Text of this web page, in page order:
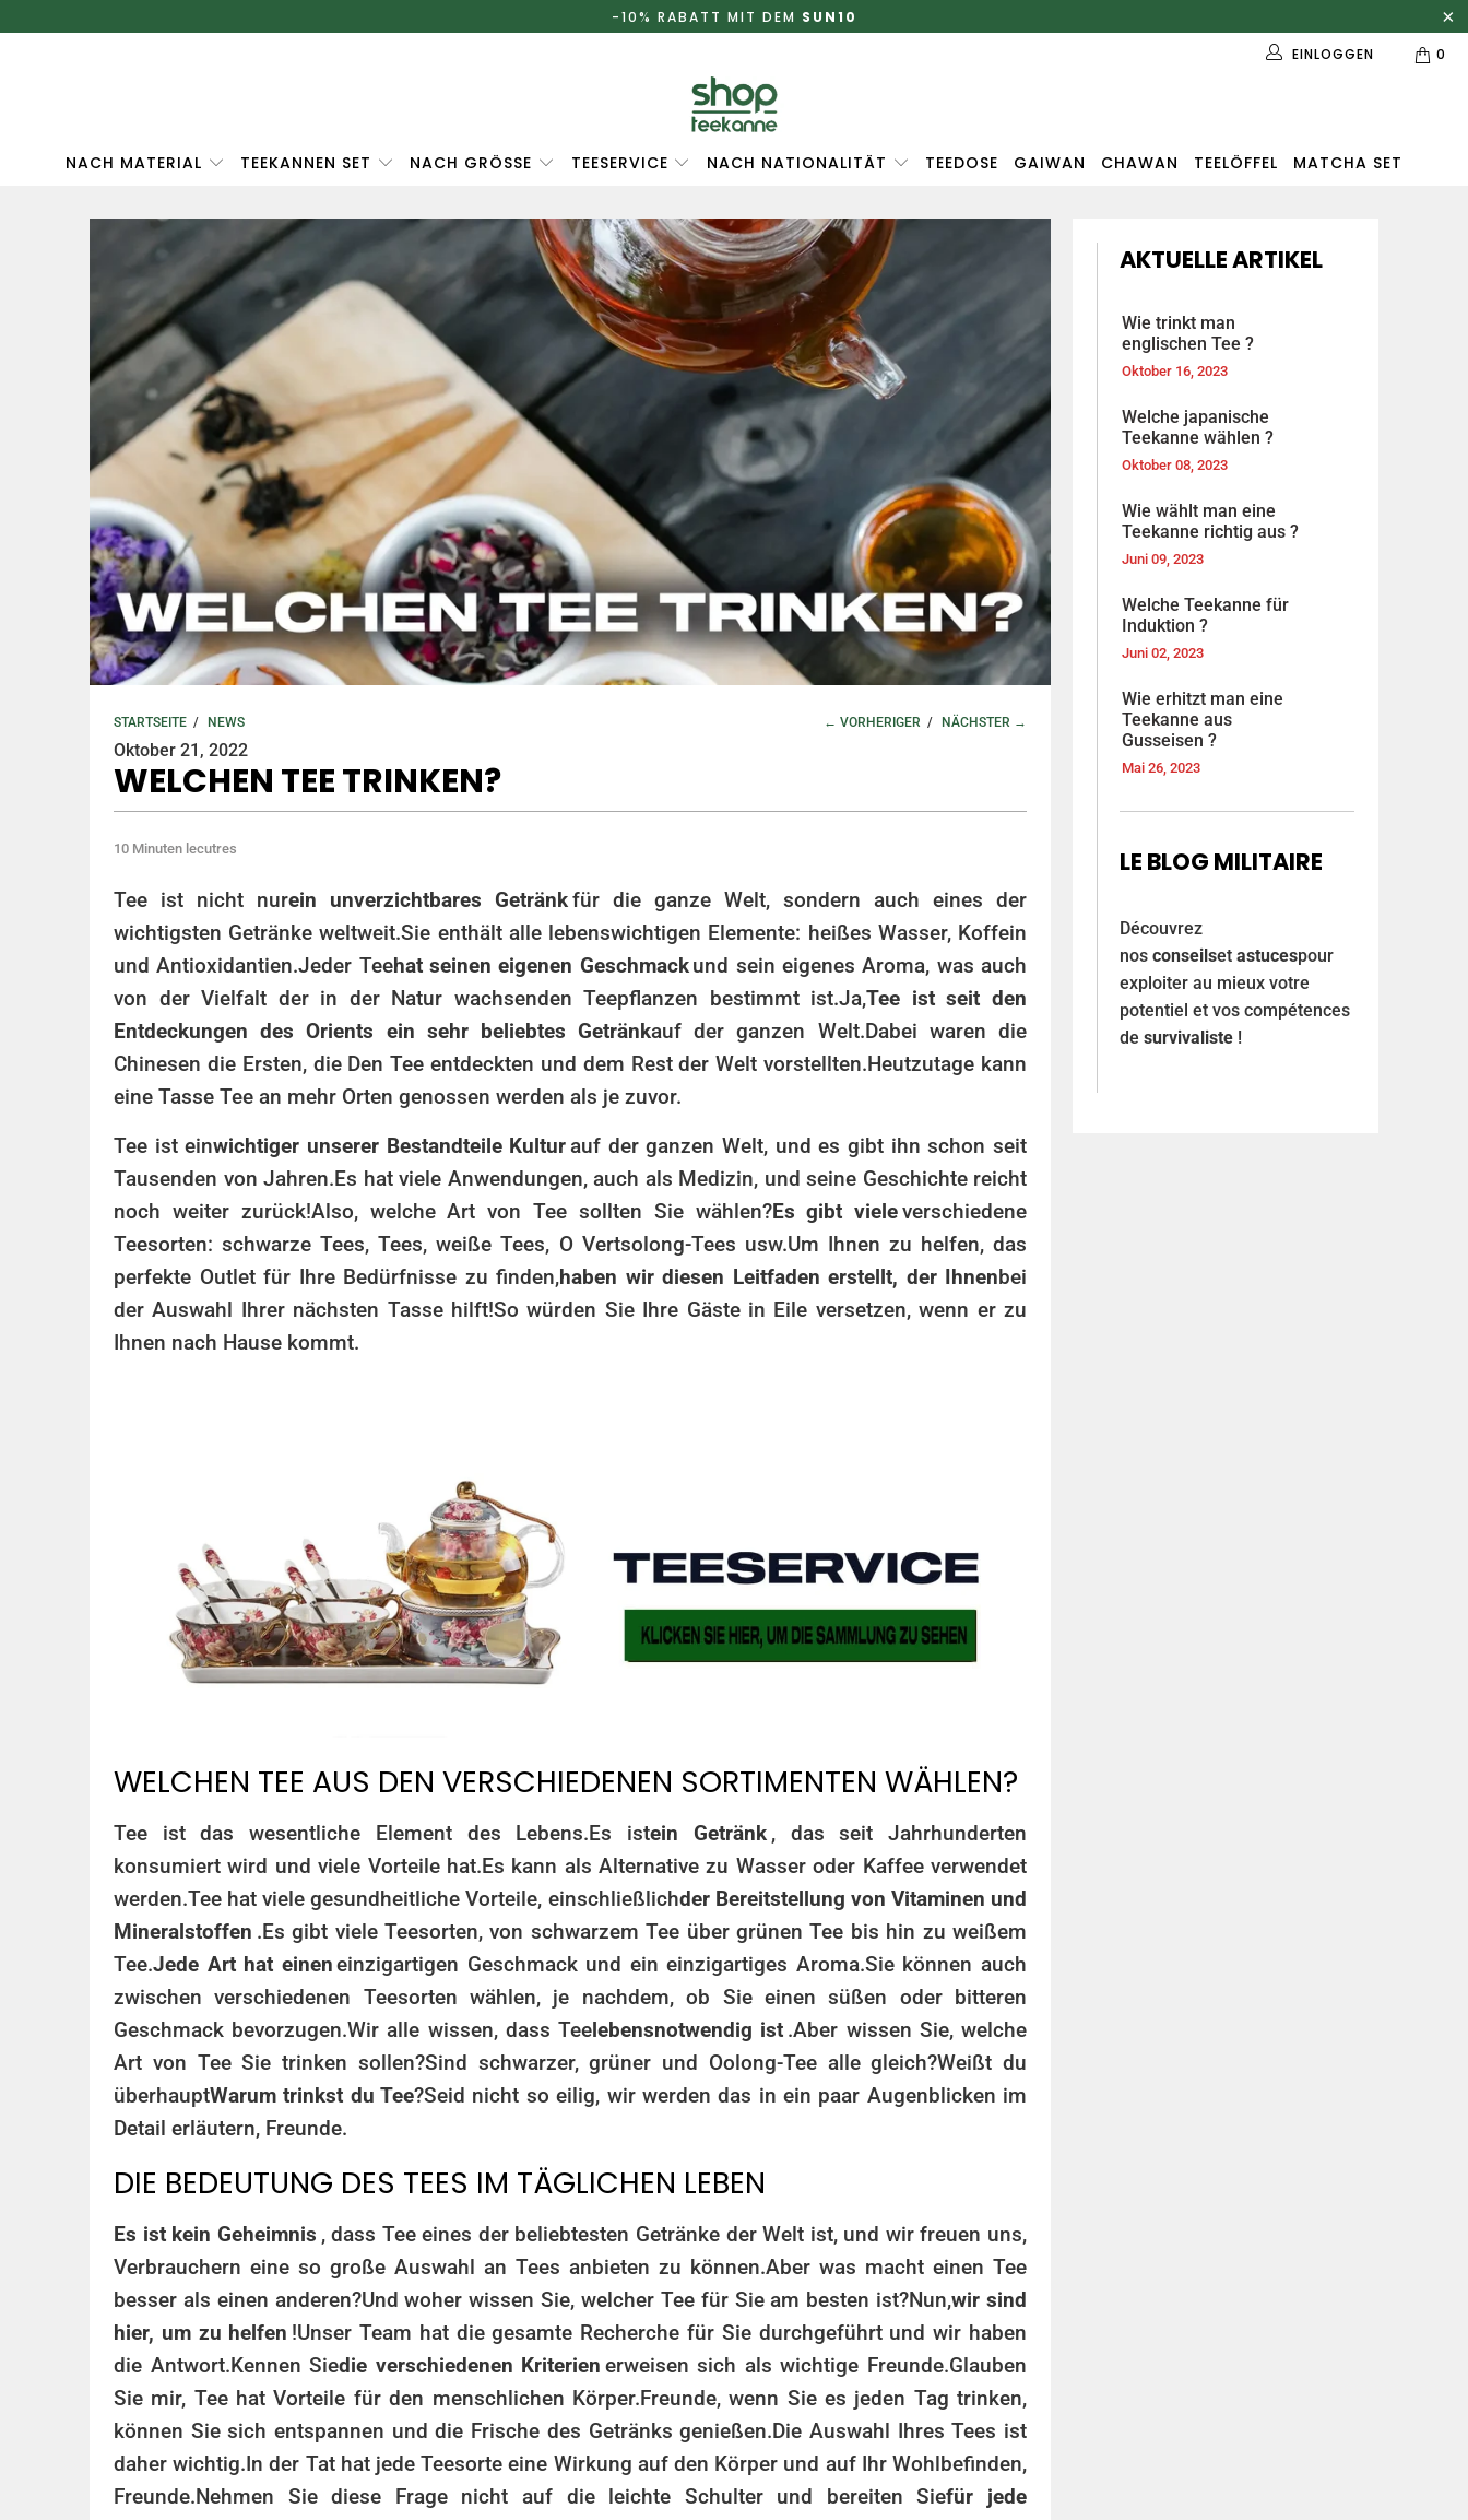
-10% RABATT MIT DEM SUN10
0
EINLOGGEN
NACH MATERIAL TEEKANNEN SET NACH GRÖSSE TEESERVICE NACH NATIONALITÄT TEEDOSE GAIWAN CHAWAN TEELÖFFEL MATCHA SET
STARTSEITE / NEWS ← VORHERIGER / NÄCHSTER →
Oktober 21, 2022
WELCHEN TEE TRINKEN?
10 Minuten lecutres
Tee ist nicht nurein unverzichtbares Getränkfür die ganze Welt, sondern auch eines der
wichtigsten Getränke weltweit.Sie enthält alle lebenswichtigen Elemente: heißes Wasser, Koffein
und Antioxidantien.Jeder Teehat seinen eigenen Geschmackund sein eigenes Aroma, was auch
von der Vielfalt der in der Natur wachsenden Teepflanzen bestimmt ist.Ja,Tee ist seit den
Entdeckungen des Orients ein sehr beliebtes Getränkauf der ganzen Welt.Dabei waren die
Chinesen die Ersten, die Den Tee entdeckten und dem Rest der Welt vorstellten.Heutzutage kann
eine Tasse Tee an mehr Orten genossen werden als je zuvor.
Tee ist einwichtiger unserer Bestandteile Kulturauf der ganzen Welt, und es gibt ihn schon seit
Tausenden von Jahren.Es hat viele Anwendungen, auch als Medizin, und seine Geschichte reicht
noch weiter zurück!Also, welche Art von Tee sollten Sie wählen?Es gibt vieleverschiedene
Teesorten: schwarze Tees, Tees, weiße Tees, O Vertsolong-Tees usw.Um Ihnen zu helfen, das
perfekte Outlet für Ihre Bedürfnisse zu finden,haben wir diesen Leitfaden erstellt, der Ihnenbei
der Auswahl Ihrer nächsten Tasse hilft!So würden Sie Ihre Gäste in Eile versetzen, wenn er zu
Ihnen nach Hause kommt.
WELCHEN TEE AUS DEN VERSCHIEDENEN SORTIMENTEN WÄHLEN?
Tee ist das wesentliche Element des Lebens.Es istein Getränk , das seit Jahrhunderten
konsumiert wird und viele Vorteile hat.Es kann als Alternative zu Wasser oder Kaffee verwendet
werden.Tee hat viele gesundheitliche Vorteile, einschließlichder Bereitstellung von Vitaminen und
Mineralstoffen .Es gibt viele Teesorten, von schwarzem Tee über grünen Tee bis hin zu weißem
Tee.Jede Art hat eineneinzigartigen Geschmack und ein einzigartiges Aroma.Sie können auch
zwischen verschiedenen Teesorten wählen, je nachdem, ob Sie einen süßen oder bitteren
Geschmack bevorzugen.Wir alle wissen, dass Teelebensnotwendig ist .Aber wissen Sie, welche
Art von Tee Sie trinken sollen?Sind schwarzer, grüner und Oolong-Tee alle gleich?Weißt du
überhauptWarum trinkst du Tee?Seid nicht so eilig, wir werden das in ein paar Augenblicken im
Detail erläutern, Freunde.
DIE BEDEUTUNG DES TEES IM TÄGLICHEN LEBEN
Es ist kein Geheimnis , dass Tee eines der beliebtesten Getränke der Welt ist, und wir freuen uns,
Verbrauchern eine so große Auswahl an Tees anbieten zu können.Aber was macht einen Tee
besser als einen anderen?Und woher wissen Sie, welcher Tee für Sie am besten ist?Nun,wir sind
hier, um zu helfen !Unser Team hat die gesamte Recherche für Sie durchgeführt und wir haben
die Antwort.Kennen Siedie verschiedenen Kriterien erweisen sich als wichtige Freunde.Glauben
Sie mir, Tee hat Vorteile für den menschlichen Körper.Freunde, wenn Sie es jeden Tag trinken,
können Sie sich entspannen und die Frische des Getränks genießen.Die Auswahl Ihres Tees ist
daher wichtig.In der Tat hat jede Teesorte eine Wirkung auf den Körper und auf Ihr Wohlbefinden,
Freunde.Nehmen Sie diese Frage nicht auf die leichte Schulter und bereiten Siefür jede
AKTUELLE ARTIKEL
Wie trinkt man
englischen Tee ?
Oktober 16, 2023
Welche japanische
Teekanne wählen ?
Oktober 08, 2023
Wie wählt man eine
Teekanne richtig aus ?
Juni 09, 2023
Welche Teekanne für
Induktion ?
Juni 02, 2023
Wie erhitzt man eine
Teekanne aus
Gusseisen ?
Mai 26, 2023
LE BLOG MILITAIRE
Découvrez
nos conseilset astucespour
exploiter au mieux votre
potentiel et vos compétences
de survivaliste !